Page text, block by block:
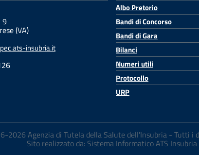
9
(VA)
insubria.it
Albo Pretorio
Bandi di Concorso
Bandi di Gara
Bilanci
Numeri utili
Protocollo
URP
2026 Agenzia di Tutela della Salute dell'Insubria - Tutti
Sito realizzato da: Sistema Informatico ATS Insubria